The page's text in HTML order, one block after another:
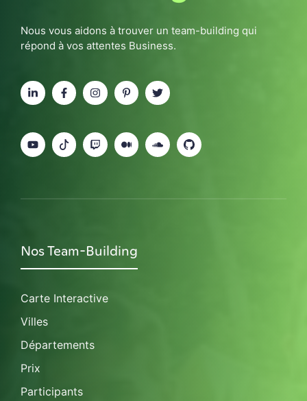
Nous vous aidons à trouver un team-building qui
répond à vos attentes Business.
Nos Team-Building
Carte Interactive
Villes
Départements
Prix
Participants